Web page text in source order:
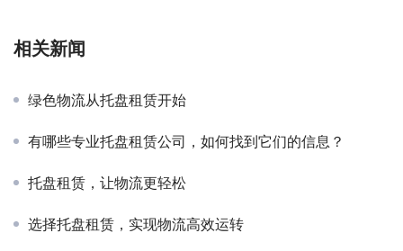
相关新闻
绿色物流从托盘租赁开始
有哪些专业托盘租赁公司，如何找到它们的信息？
托盘租赁，让物流更轻松
选择托盘租赁，实现物流高效运转